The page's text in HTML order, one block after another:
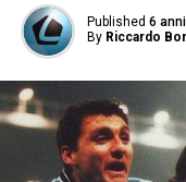
Published 6
By Riccardo